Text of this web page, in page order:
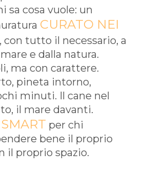
sa cosa vuole: un
CURATO NEI
, con tutto il necessario, a
e dalla natura.
ma con carattere.
pineta intorno,
minuti. Il cane nel
il mare davanti.
per chi
bene il proprio
il proprio spazio.